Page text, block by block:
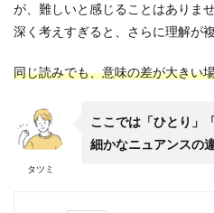
が、難しいと感じることはありま
深く考えすぎると、さらに理解が
同じ読みでも、意味の差が大きい
タツミ
ここでは「ひとり」
細かなニュアンスの